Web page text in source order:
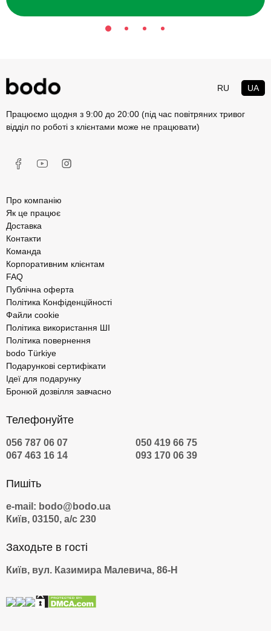
RU UA
Працюємо щодня з 9:00 до 20:00 (під час повітряних тривог
відділ по роботі з клієнтами може не працювати)
Про компанію
Як це працює
Доставка
Контакти
Команда
Корпоративним клієнтам
FAQ
Публічна оферта
Політика Конфіденційності
Файли cookie
Політика використання ШІ
Політика повернення
bodo Türkiye
Подарункові сертифікати
Ідеї для подарунку
Бронюй дозвілля завчасно
Телефонуйте
056 787 06 07
050 419 66 75
067 463 16 14
093 170 06 39
Пишіть
e-mail: bodo@bodo.ua
Київ, 03150, а/с 230
Заходьте в гості
Київ, вул. Казимира Малевича, 86-Н